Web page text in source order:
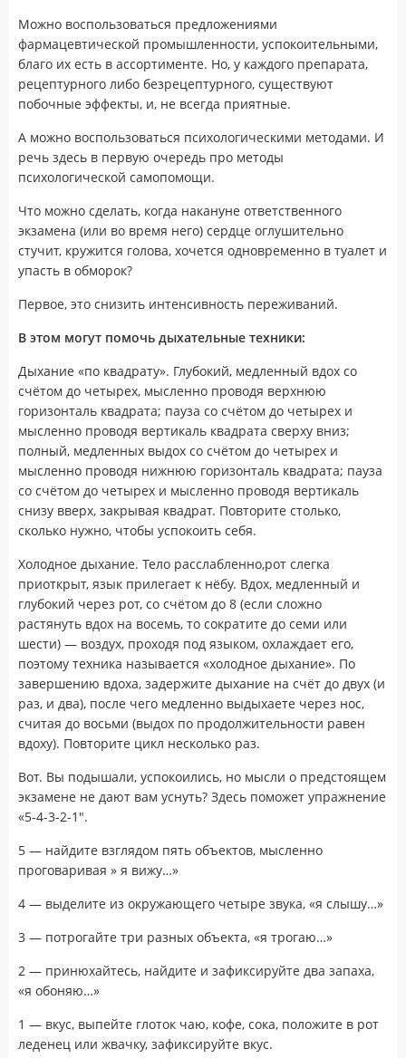
Можно воспользоваться предложениями
фармацевтической промышленности, успокоительными,
благо их есть в ассортименте. Но, у каждого препарата,
рецептурного либо безрецептурного, существуют
побочные эффекты, и, не всегда приятные.
А можно воспользоваться психологическими методами. И
речь здесь в первую очередь про методы
психологической самопомощи.
Что можно сделать, когда накануне ответственного
экзамена (или во время него) сердце оглушительно
стучит, кружится голова, хочется одновременно в туалет и
упасть в обморок?
Первое, это снизить интенсивность переживаний.
В этом могут помочь дыхательные техники:
Дыхание «по квадрату». Глубокий, медленный вдох со
счётом до четырех, мысленно проводя верхнюю
горизонталь квадрата; пауза со счётом до четырех и
мысленно проводя вертикаль квадрата сверху вниз;
полный, медленных выдох со счётом до четырех и
мысленно проводя нижнюю горизонталь квадрата; пауза
со счётом до четырех и мысленно проводя вертикаль
снизу вверх, закрывая квадрат. Повторите столько,
сколько нужно, чтобы успокоить себя.
Холодное дыхание. Тело расслабленно,рот слегка
приоткрыт, язык прилегает к нёбу. Вдох, медленный и
глубокий через рот, со счётом до 8 (если сложно
растянуть вдох на восемь, то сократите до семи или
шести) — воздух, проходя под языком, охлаждает его,
поэтому техника называется «холодное дыхание». По
завершению вдоха, задержите дыхание на счёт до двух (и
раз, и два), после чего медленно выдыхаете через нос,
считая до восьми (выдох по продолжительности равен
вдоху). Повторите цикл несколько раз.
Вот. Вы подышали, успокоились, но мысли о предстоящем
экзамене не дают вам уснуть? Здесь поможет упражнение
«5-4-3-2-1″.
5 — найдите взглядом пять объектов, мысленно
проговаривая » я вижу…»
4 — выделите из окружающего четыре звука, «я слышу…»
3 — потрогайте три разных объекта, «я трогаю…»
2 — принюхайтесь, найдите и зафиксируйте два запаха,
«я обоняю…»
1 — вкус, выпейте глоток чаю, кофе, сока, положите в рот
леденец или жвачку, зафиксируйте вкус.